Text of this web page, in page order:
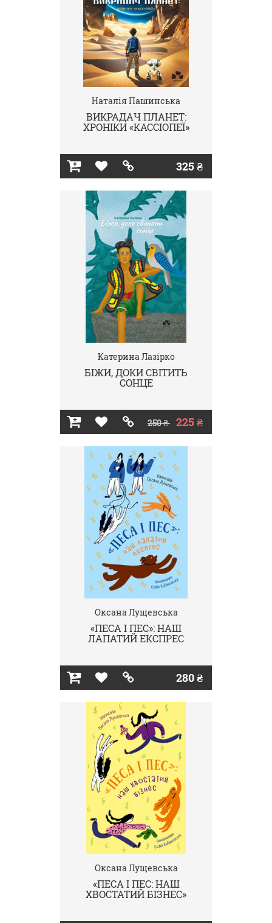
Наталія Пашинська
ВИКРАДАЧ ПЛАНЕТ:
ХРОНІКИ «КАССІОПЕЇ»
325 ₴
Катерина Лазірко
БІЖИ, ДОКИ СВІТИТЬ
СОНЦЕ
250 ₴ 225 ₴
Оксана Лущевська
«ПЕСА І ПЕС»: НАШ
ЛАПАТИЙ ЕКСПРЕС
280 ₴
Оксана Лущевська
«ПЕСА І ПЕС: НАШ
ХВОСТАТИЙ БІЗНЕС»